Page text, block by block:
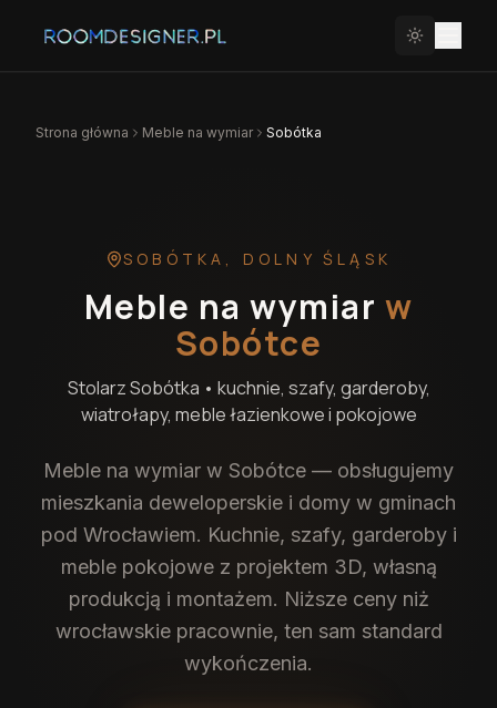
Strona główna Meble na wymiar Sobótka
SOBÓTKA , DOLNY ŚLĄSK
Meble na wymiar w
Sobótce
StolarzSobótka • kuchnie, szafy, garderoby,
wiatrołapy, meble łazienkowe i pokojowe
Meble na wymiar w Sobótce — obsługujemy
mieszkania deweloperskie i domy w gminach
pod Wrocławiem. Kuchnie, szafy, garderoby i
meble pokojowe z projektem 3D, własną
produkcją i montażem. Niższe ceny niż
wrocławskie pracownie, ten sam standard
wykończenia.